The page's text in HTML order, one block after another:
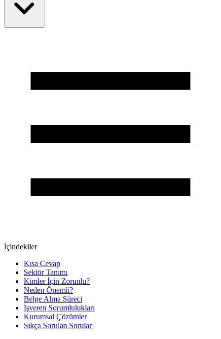
İçindekiler
Kısa Cevap
Sektör Tanımı
Kimler İçin Zorunlu?
Neden Önemli?
Belge Alma Süreci
İşveren Sorumlulukları
Kurumsal Çözümler
Sıkça Sorulan Sorular